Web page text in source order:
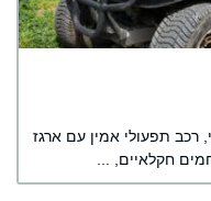
שמור ונקי, רכב תפעולי אמין עם ארגז
חקלאיים, ...